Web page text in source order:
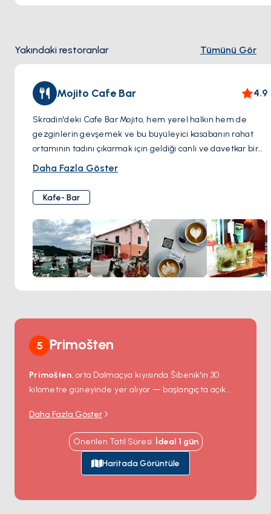
Yakındaki restoranlar Tümünü Gör
Mojito Cafe Bar 4.9
Skradin'deki Cafe Bar Mojito, hem yerel halkın hem de
gezginlerin gevşemek ve bu büyüleyici kasabanın rahat
ortamının tadını çıkarmak için geldiği canlı ve davetkar bir
mekandır. Nane, misket limonu ve romun doğru karışımıyla
ortamda keyifli bir içkinin tadını çıkarmak isteyenlerin
favorisidir. Cafe Bar Mojito'nun rahat ve samimi atmosferi,
Skradin'in doğal yollarını veya yakındaki Krka Ulusal Parkı'nı
keşfettiğiniz bir günün ardından dinlenmek için burayı
mükemmel bir yer haline getirmektedir. İster bir sabah
kahvesinin, ister serin bir öğleden sonra içeceğinin ya da
arkadaşlarınızla hareketli bir akşamın tadını çıkarmak için
orada olun, Cafe Bar Mojito keyifli içecekleri ve sıcak
Daha Fazla Göster
Kafe- Bar
5 Primošten
Primošten, orta Dalmaçya kıyısında Šibenik'in 30
kilometre güneyinde yer alıyor — başlangıçta açık
edilmiş 15. yüzyıldan kalma bir balıkçı köyü; 1500'lerde
Osmanlılar yaklaştığında inşa edilen taş bir geçitle
anakaraya bağlanmış. Ortaçağdan kalma Eski Şehir
buruna tırmanıyor; tepedeki Aziz George kilisesinde
son bulan sıkı bir taş ev ızgarasıyla — çan kulesi
Daha Fazla Göster
Önerilen Tatil Süresi: İdeal 1 gün
Haritada Görüntüle